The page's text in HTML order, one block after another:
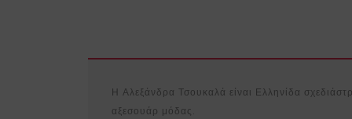
Η Αλεξάνδρα Τσουκαλά είναι Ελληνίδα
αξεσουάρ μόδας.